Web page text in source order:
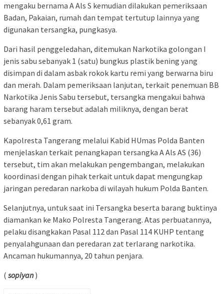
mengaku bernama A Als S kemudian dilakukan pemeriksaan
Badan, Pakaian, rumah dan tempat tertutup lainnya yang
digunakan tersangka, pungkasya.
Dari hasil penggeledahan, ditemukan Narkotika golongan I
jenis sabu sebanyak 1 (satu) bungkus plastik bening yang
disimpan di dalam asbak rokok kartu remi yang berwarna biru
dan merah. Dalam pemeriksaan lanjutan, terkait penemuan BB
Narkotika Jenis Sabu tersebut, tersangka mengakui bahwa
barang haram tersebut adalah miliknya, dengan berat
sebanyak 0,61 gram.
Kapolresta Tangerang melalui Kabid HUmas Polda Banten
menjelaskan terkait penangkapan tersangka A Als AS (36)
tersebut, tim akan melakukan pengembangan, melakukan
koordinasi dengan pihak terkait untuk dapat mengungkap
jaringan peredaran narkoba di wilayah hukum Polda Banten.
Selanjutnya, untuk saat ini Tersangka beserta barang buktinya
diamankan ke Mako Polresta Tangerang. Atas perbuatannya,
pelaku disangkakan Pasal 112 dan Pasal 114 KUHP tentang
penyalahgunaan dan peredaran zat terlarang narkotika.
Ancaman hukumannya, 20 tahun penjara.
( sopiyan)